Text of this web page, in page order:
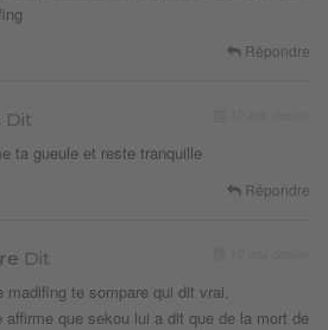
Répondre
Dit
ta gueule et reste tranquille
Répondre
Dit
madifing te sompare qui dit vrai.
affirme que sekou lui a dit que de la mort de